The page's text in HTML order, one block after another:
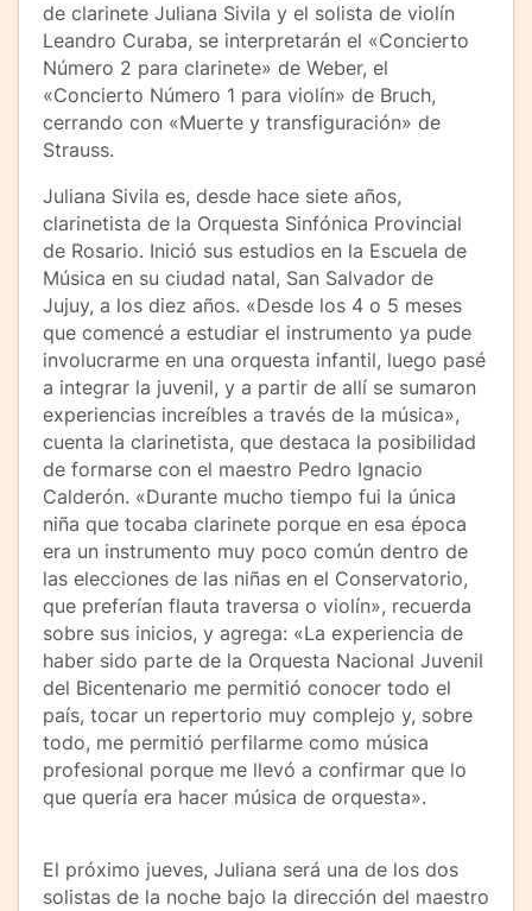
de clarinete Juliana Sivila y el solista de violín
Leandro Curaba, se interpretarán el «Concierto
Número 2 para clarinete» de Weber, el
«Concierto Número 1 para violín» de Bruch,
cerrando con «Muerte y transfiguración» de
Strauss.
Juliana Sivila es, desde hace siete años,
clarinetista de la Orquesta Sinfónica Provincial
de Rosario. Inició sus estudios en la Escuela de
Música en su ciudad natal, San Salvador de
Jujuy, a los diez años. «Desde los 4 o 5 meses
que comencé a estudiar el instrumento ya pude
involucrarme en una orquesta infantil, luego pasé
a integrar la juvenil, y a partir de allí se sumaron
experiencias increíbles a través de la música»,
cuenta la clarinetista, que destaca la posibilidad
de formarse con el maestro Pedro Ignacio
Calderón. «Durante mucho tiempo fui la única
niña que tocaba clarinete porque en esa época
era un instrumento muy poco común dentro de
las elecciones de las niñas en el Conservatorio,
que preferían flauta traversa o violín», recuerda
sobre sus inicios, y agrega: «La experiencia de
haber sido parte de la Orquesta Nacional Juvenil
del Bicentenario me permitió conocer todo el
país, tocar un repertorio muy complejo y, sobre
todo, me permitió perfilarme como música
profesional porque me llevó a confirmar que lo
que quería era hacer música de orquesta».
El próximo jueves, Juliana será una de los dos
solistas de la noche bajo la dirección del maestro